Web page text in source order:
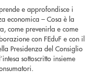
e approfondisce i
economica – Cosa è la
come prevenirla e come
con FEduF e con il
Presidenza del Consiglio
sottoscritto insieme